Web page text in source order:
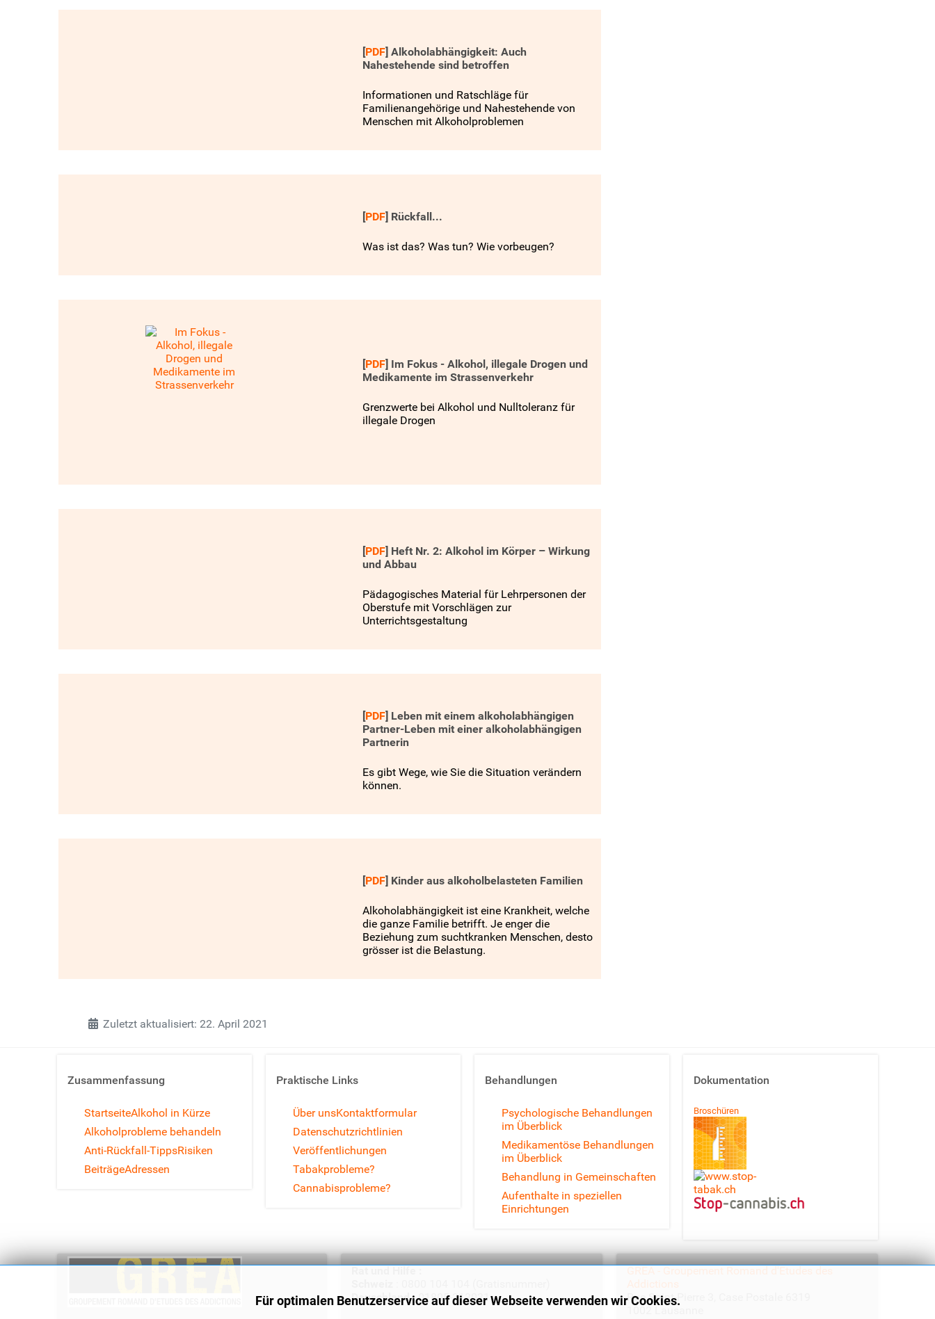
[PDF] Alkoholabhängigkeit: Auch
Nahestehende sind betroffen
Informationen und Ratschläge für
Familienangehörige und Nahestehende von
Menschen mit Alkoholproblemen
[PDF] Rückfall...
Was ist das? Was tun? Wie vorbeugen?
[PDF] Im Fokus - Alkohol, illegale Drogen und
Medikamente im Strassenverkehr
Grenzwerte bei Alkohol und Nulltoleranz für
illegale Drogen
[PDF] Heft Nr. 2: Alkohol im Körper – Wirkung
und Abbau
Pädagogisches Material für Lehrpersonen der
Oberstufe mit Vorschlägen zur
Unterrichtsgestaltung
[PDF] Leben mit einem alkoholabhängigen
Partner-Leben mit einer alkoholabhängigen
Partnerin
Es gibt Wege, wie Sie die Situation verändern
können.
[PDF] Kinder aus alkoholbelasteten Familien
Alkoholabhängigkeit ist eine Krankheit, welche
die ganze Familie betrifft. Je enger die
Beziehung zum suchtkranken Menschen, desto
grösser ist die Belastung.
Zuletzt aktualisiert: 22. April 2021
Zusammenfassung
StartseiteAlkohol in Kürze
Alkoholprobleme behandeln
Anti-Rückfall-TippsRisiken
BeiträgeAdressen
Praktische Links
Über unsKontaktformular
Datenschutzrichtlinien
Veröffentlichungen
Tabakprobleme?
Cannabisprobleme?
Behandlungen
Psychologische Behandlungen
im Überblick
Medikamentöse Behandlungen
im Überblick
Behandlung in Gemeinschaften
Aufenthalte in speziellen
Einrichtungen
Dokumentation
Broschüren
Deuschland: 01805-313031
Rue Saint-Pierre 3, Case Postale 6319
Für optimalen Benutzerservice auf dieser Webseite verwenden wir Cookies.